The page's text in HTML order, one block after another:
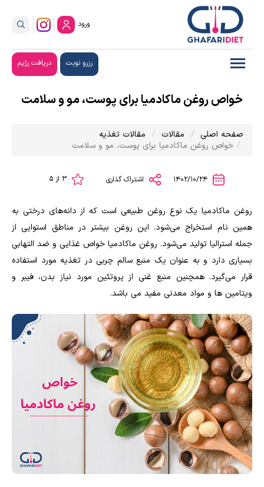
ورود
رزرو نوبت دریافت رژیم
خواص روغن ماکادمیا برای پوست، مو و سلامت
صفحه اصلی مقالات
مقالات تغذیه
خواص روغن ماکادمیا برای پوست، مو و سلامت
اشتراک گذاری
روغن ماکادمیا یک نوع روغن طبیعی است که از دانه‌های درختی به
همین نام استخراج می‌شود. این روغن بیشتر در مناطق استوایی از
جمله استرالیا تولید می‌شود. روغن ماکادمیا خواص غذایی و ضد التهابی
بسیاری دارد و به عنوان یک منبع سالم چربی در تغذیه مورد استفاده
قرار می‌گیرد. همچنین منبع غنی از پروتئین مورد نیاز بدن، فیبر و
ویتامین ها و مواد معدنی مفید می باشد.